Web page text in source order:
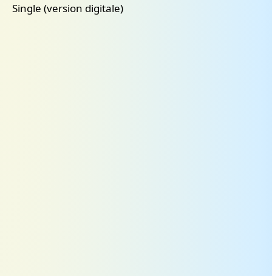
Single (version digitale)